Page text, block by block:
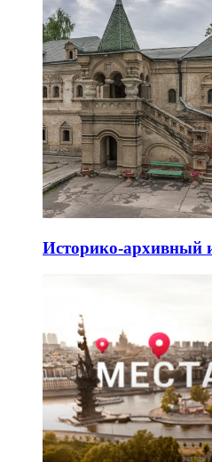
Историко-архивный